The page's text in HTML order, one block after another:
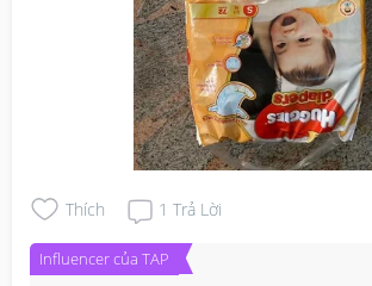
Thích 1 Trả Lời
Influencer của TAP